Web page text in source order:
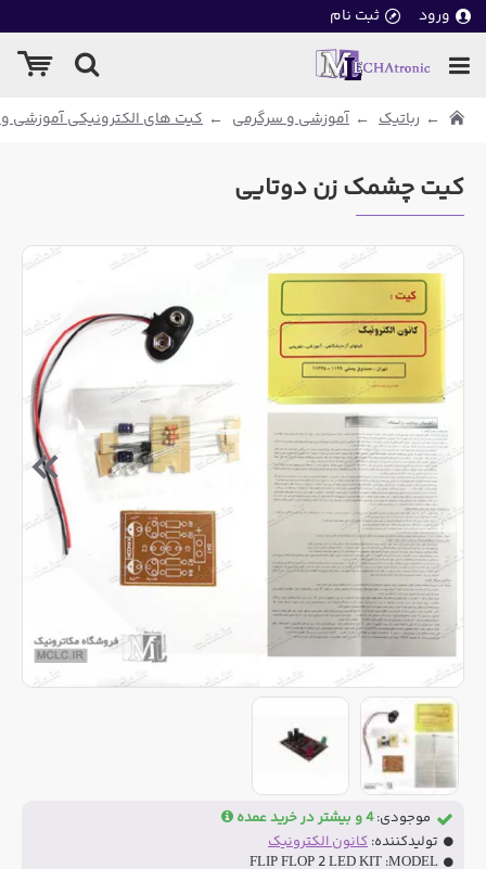
ورود ثبت نام
رباتیک آموزشی و سرگرمی کیت های الکترونیکی آموزشی
کیت چشمک زن دوتایی
موجودی: 4 و بیشتر در خرید عمده
تولیدکننده: کانون الکترونیک
MODEL:
FLIP FLOP 2 LED KIT